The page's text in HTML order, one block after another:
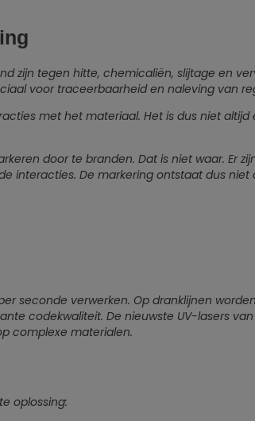
zijn tegen hitte, chemicaliën, slijtage en
voor traceerbaarheid en naleving van
met het materiaal. Het is dus niet altijd
door te branden. Dat is niet waar. Er
interacties. De markering ontstaat dus niet
seconde verwerken. Op dranklijnen worden
codekwaliteit. De nieuwste UV-lasers
complexe materialen.
oplossing: